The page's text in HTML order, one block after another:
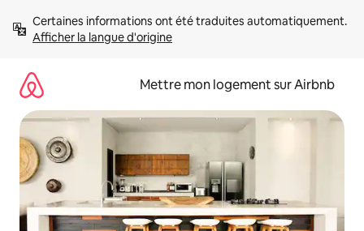
directement
Afficher la langue d'origine
Mettre mon logement sur Airbnb